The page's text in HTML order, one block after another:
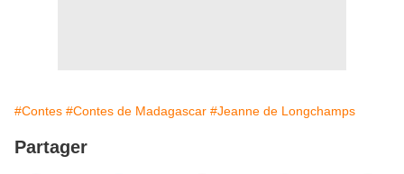
#Contes #Contes de Madagascar #Jeanne de Longchamps
Partager